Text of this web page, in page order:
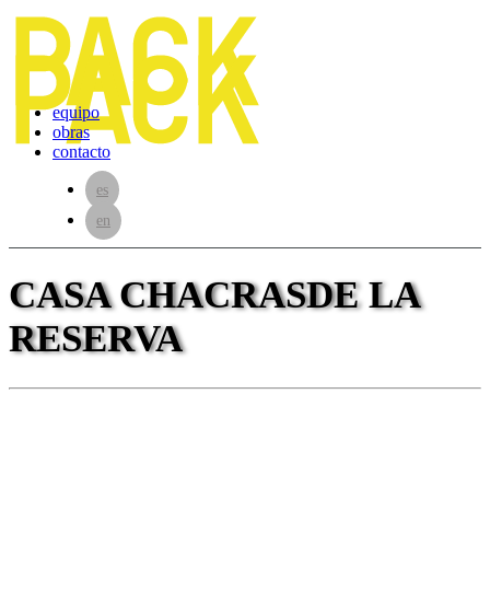
equipo
obras
contacto
es
en
CASA CHACRASDE LA
RESERVA